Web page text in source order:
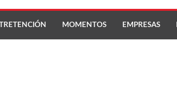
MOMENTOS EMPRESAS